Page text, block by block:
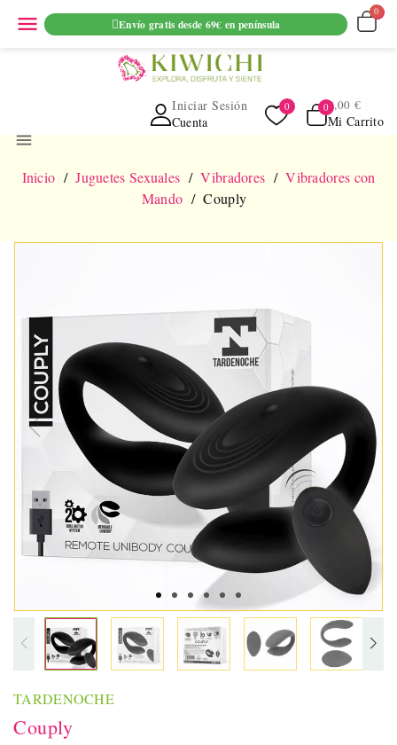
ENVIO GRATUITO EN PEDIDOS SUPERIORES A 69€ EN
PENINSULA
Cuenta
Iniciar Sesión
Mi Carrito
0,00 €
menu
Inicio Juguetes Sexuales Vibradores
Vibradores con
Mando
Couply
TARDENOCHE
Couply
menu Envío gratis desde 69€ en península